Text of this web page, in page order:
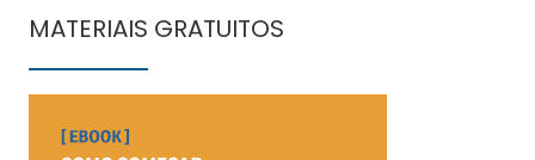
MATERIAIS GRATUITOS